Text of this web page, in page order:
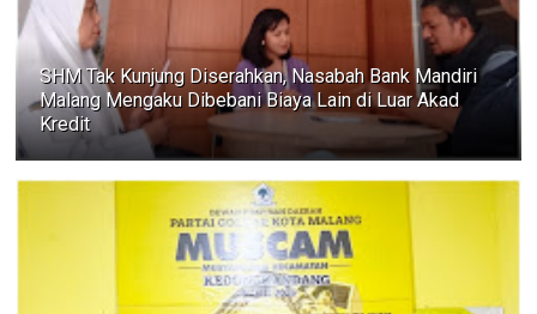
SHM Tak Kunjung Diserahkan, Nasabah Bank Mandiri
Malang Mengaku Dibebani Biaya Lain di Luar Akad
Kredit